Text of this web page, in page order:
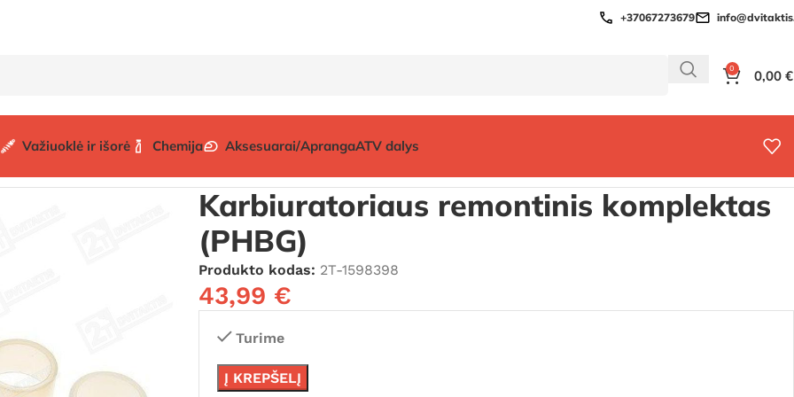
+37067273679
0 0,00 €
Važiuoklė ir išorė Chemija Aksesuarai/AprangaATV dalys
Karbiuratoriaus remontinis komplektas
(PHBG)
Produkto kodas: 2T-1598398
43,99 €
Turime
Į KREPŠELĮ